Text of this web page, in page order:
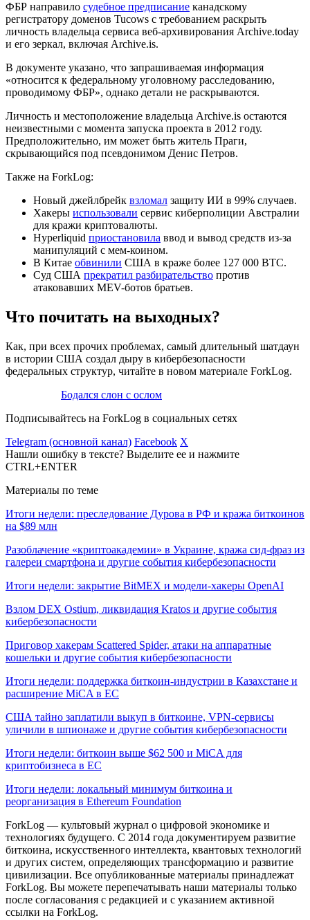
ФБР направило судебное предписание канадскому
регистратору доменов Tucows с требованием раскрыть
личность владельца сервиса веб-архивирования Archive.today
и его зеркал, включая Archive.is.
В документе указано, что запрашиваемая информация
«относится к федеральному уголовному расследованию,
проводимому ФБР», однако детали не раскрываются.
Личность и местоположение владельца Archive.is остаются
неизвестными с момента запуска проекта в 2012 году.
Предположительно, им может быть житель Праги,
скрывающийся под псевдонимом Денис Петров.
Также на ForkLog:
Новый джейлбрейк взломал защиту ИИ в 99% случаев.
Хакеры использовали сервис киберполиции Австралии
для кражи криптовалюты.
Hyperliquid приостановила ввод и вывод средств из-за
манипуляций с мем-коином.
В Китае обвинили США в краже более 127 000 BTC.
Суд США прекратил разбирательство против
атаковавших MEV-ботов братьев.
Что почитать на выходных?
Как, при всех прочих проблемах, самый длительный шатдаун
в истории США создал дыру в кибербезопасности
федеральных структур, читайте в новом материале ForkLog.
Бодался слон с ослом
Подписывайтесь на ForkLog в социальных сетях
Telegram (основной канал) Facebook X
Нашли ошибку в тексте? Выделите ее и нажмите
CTRL+ENTER
Материалы по теме
Итоги недели: преследование Дурова в РФ и кража биткоинов
на $89 млн
Разоблачение «криптоакадемии» в Украине, кража сид-фраз из
галереи смартфона и другие события кибербезопасности
Итоги недели: закрытие BitMEX и модели-хакеры OpenAI
Взлом DEX Ostium, ликвидация Kratos и другие события
кибербезопасности
Приговор хакерам Scattered Spider, атаки на аппаратные
кошельки и другие события кибербезопасности
Итоги недели: поддержка биткоин-индустрии в Казахстане и
расширение MiCA в ЕС
США тайно заплатили выкуп в биткоине, VPN-сервисы
уличили в шпионаже и другие события кибербезопасности
Итоги недели: биткоин выше $62 500 и MiCA для
криптобизнеса в ЕС
Итоги недели: локальный минимум биткоина и
реорганизация в Ethereum Foundation
ForkLog — культовый журнал о цифровой экономике и
технологиях будущего. С 2014 года документируем развитие
биткоина, искусственного интеллекта, квантовых технологий
и других систем, определяющих трансформацию и развитие
цивилизации. Все опубликованные материалы принадлежат
ForkLog. Вы можете перепечатывать наши материалы только
после согласования с редакцией и с указанием активной
ссылки на ForkLog.